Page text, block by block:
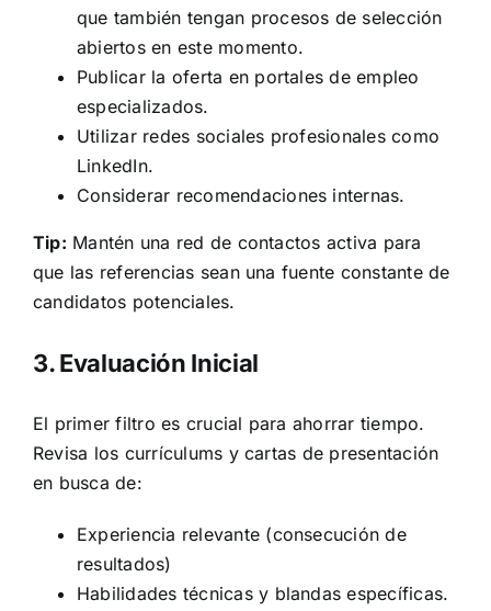
que también tengan procesos de selección
abiertos en este momento.
Publicar la oferta en portales de empleo
especializados.
Utilizar redes sociales profesionales como
LinkedIn.
Considerar recomendaciones internas.
Tip: Mantén una red de contactos activa para
que las referencias sean una fuente constante de
candidatos potenciales.
3. Evaluación Inicial
El primer filtro es crucial para ahorrar tiempo.
Revisa los currículums y cartas de presentación
en busca de:
Experiencia relevante (consecución de
resultados)
Habilidades técnicas y blandas específicas.